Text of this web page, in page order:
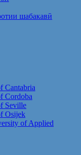
шабакавӣ
Cantabria
Cordoba
Seville
Osijek
of Applied